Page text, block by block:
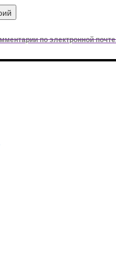
по электронной